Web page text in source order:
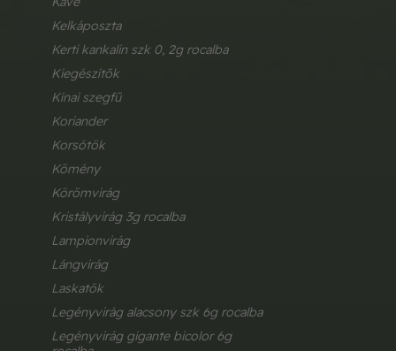
kelkáposzta
kerti kankalin szk 0, 2g rocalba
kiegészítők
kínai szegfű
koriander
korsótök
kömény
körömvirág
kristályvirág 3g rocalba
lampionvirág
lángvirág
laskatök
legényvirág alacsony szk 6g rocalba
legényvirág gigante bicolor 6g